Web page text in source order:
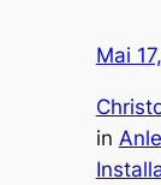
Mai
in